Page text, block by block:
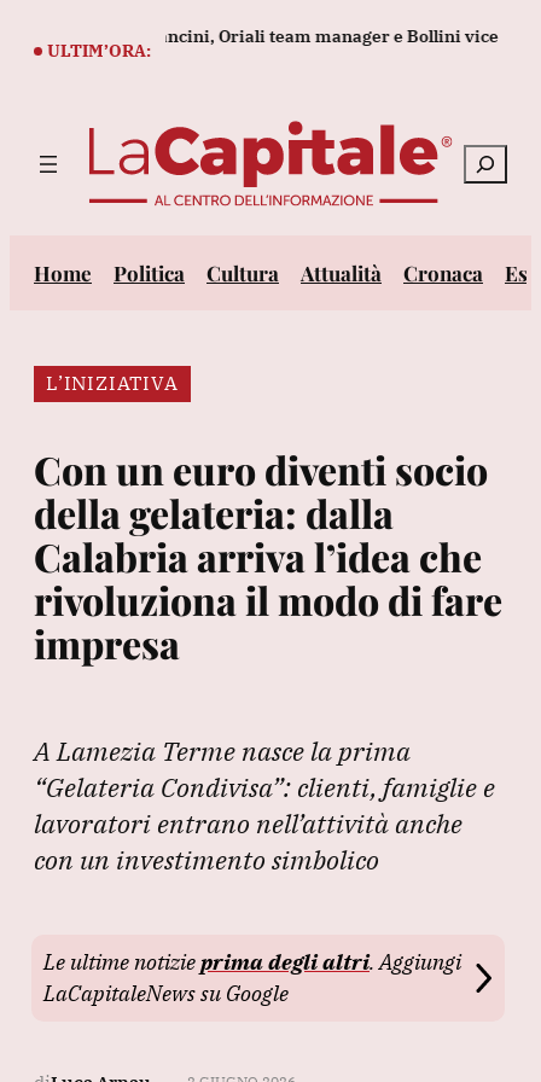
ULTIM’ORA:
lo staff di Mancini, Oriali team manager e Bollini vice
Cerca
Home Politica Cultura Attualità Cronaca
L’INIZIATIVA
Con un euro diventi socio
della gelateria: dalla
Calabria arriva l’idea che
rivoluziona il modo di fare
impresa
A Lamezia Terme nasce la prima
“Gelateria Condivisa”: clienti, famiglie e
lavoratori entrano nell’attività anche
con un investimento simbolico
Le ultime notizieprima degli altri. Aggiungi
LaCapitaleNews su Google